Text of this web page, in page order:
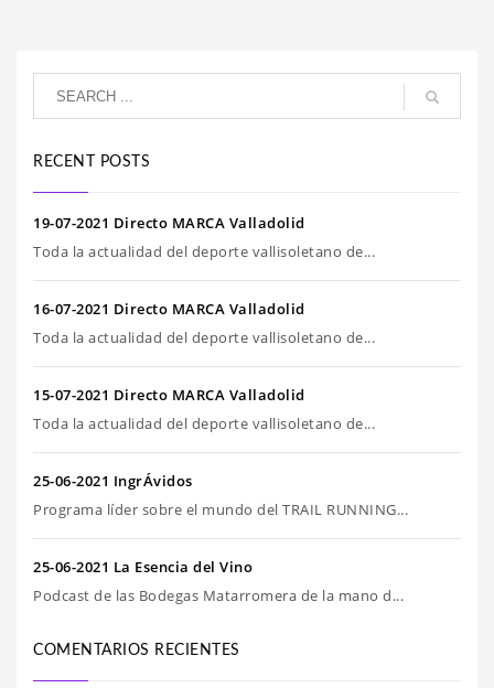
RECENT POSTS
19-07-2021 Directo MARCA Valladolid
Toda la actualidad del deporte vallisoletano de...
16-07-2021 Directo MARCA Valladolid
Toda la actualidad del deporte vallisoletano de...
15-07-2021 Directo MARCA Valladolid
Toda la actualidad del deporte vallisoletano de...
25-06-2021 IngrÁvidos
Programa líder sobre el mundo del TRAIL RUNNING...
25-06-2021 La Esencia del Vino
Podcast de las Bodegas Matarromera de la mano d...
COMENTARIOS RECIENTES